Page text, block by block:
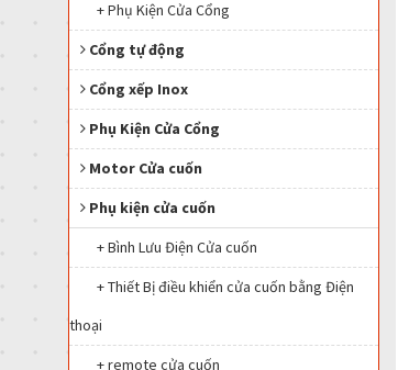
+ Phụ Kiện Cửa Cổng
Cổng tự động
Cổng xếp Inox
Phụ Kiện Cửa Cổng
Motor Cửa cuốn
Phụ kiện cửa cuốn
+ Bình Lưu Điện Cửa cuốn
+ Thiết Bị điều khiển cửa cuốn bằng Điện
thoại
+ remote cửa cuốn